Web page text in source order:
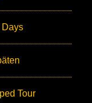
Days
Tour